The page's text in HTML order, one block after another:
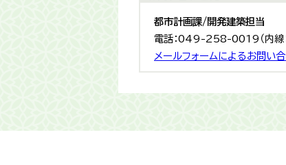
都市計画課/開発建築担当
電話：049-258-0019（内
メールフォームによるお問い